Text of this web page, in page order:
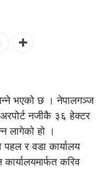
भएको छ । नेपालगञ्ज
नजीकै ३६ हेक्टर
लागेको हो ।
र वडा कार्यालय
करिव